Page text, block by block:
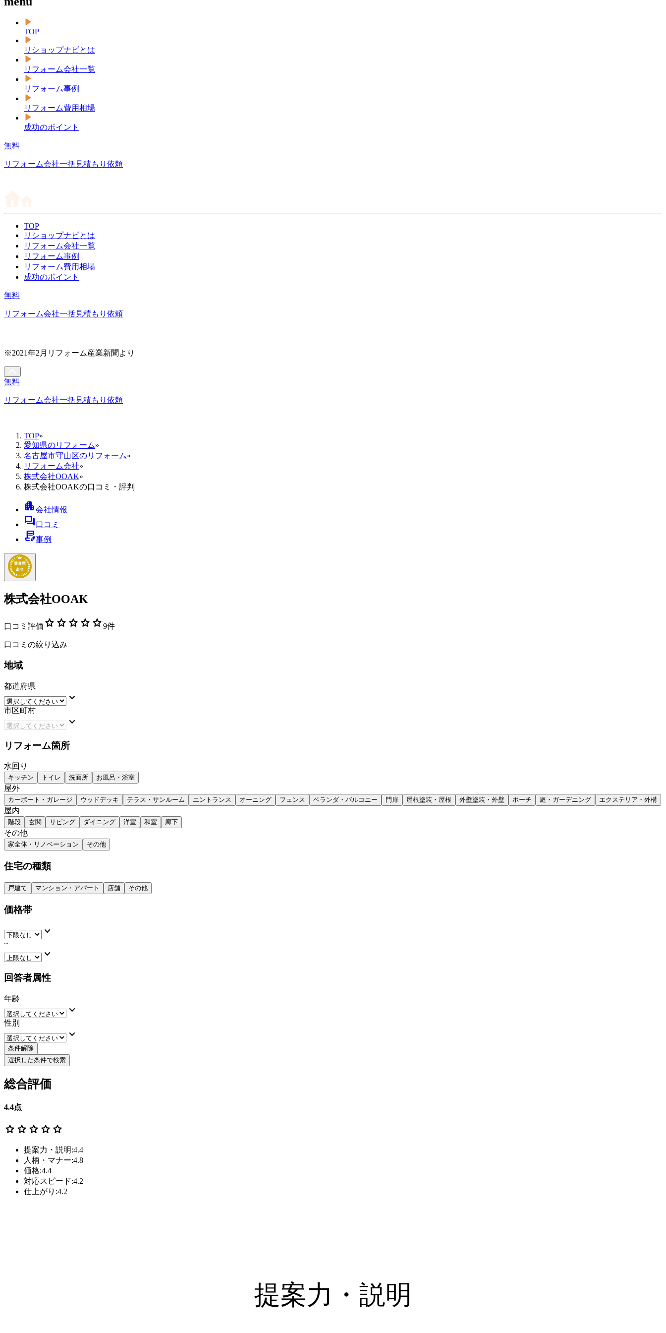
TOP
リショップナビとは
リフォーム会社一覧
リフォーム事例
リフォーム費用相場
成功のポイント
無料
リフォーム会社一括見積もり依頼
TOP
リショップナビとは
リフォーム会社一覧
リフォーム事例
リフォーム費用相場
成功のポイント
無料
リフォーム会社一括見積もり依頼
※2021年2月リフォーム産業新聞より
無料
リフォーム会社一括見積もり依頼
TOP»
愛知県のリフォーム»
名古屋市守山区のリフォーム»
リフォーム会社»
株式会社OOAK»
株式会社OOAKの口コミ・評判
apartment会社情報
forum口コミ
contract_edit事例
株式会社OOAK
口コミ評価 star star star star star9件
口コミの絞り込み
地域
都道府県
keyboard_arrow_down
市区町村
keyboard_arrow_down
リフォーム箇所
水回り
キッチン トイレ 洗面所 お風呂・浴室
屋外
カーポート・ガレージ ウッドデッキ テラス・サンルーム エントランス オーニング フェンス ベランダ・バルコニー 門扉 屋根塗装・屋根 外壁塗装・外壁 ポーチ 庭・ガーデニング エクステリア・外構
屋内
階段 玄関 リビング ダイニング 洋室 和室 廊下
その他
家全体・リノベーション その他
住宅の種類
戸建て マンション・アパート 店舗 その他
価格帯
keyboard_arrow_down
~
keyboard_arrow_down
回答者属性
年齢
keyboard_arrow_down
性別
keyboard_arrow_down
条件解除
選択した条件で検索
総合評価
4.4点
star star star star star
提案力・説明:4.4
人柄・マナー:4.8
価格:4.4
対応スピード:4.2
仕上がり:4.2
提案力・説明